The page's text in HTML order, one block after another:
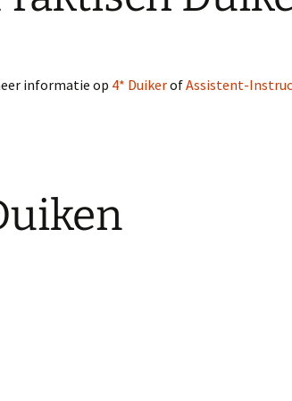
informatie op 4* DuikerofAssistent-